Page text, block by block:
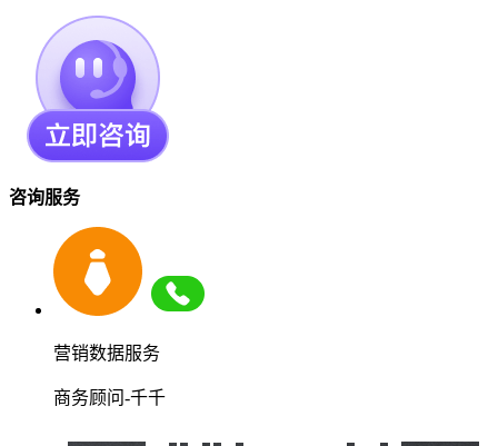
咨询服务
营销数据服务
商务顾问-千千